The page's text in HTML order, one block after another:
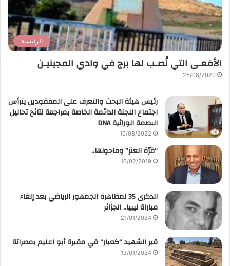
الرئيسية
الأفعـى التي نُصـب لها برج في وادي المجينيـن
26/08/2020
رئيس هيئة البحث والتعرف على المفقودين يترأس
اجتماع اللجنة الدائمة الخاصة بمراجعة نتائج تحاليل
البصمة الوراثية DNA
10/08/2022
“قرّة العنز” وماحولها..
16/02/2019
الذكرى 35 لمظاهرة الجمهور الرياضي بعد إلغاء
مباراة ليبيا.. الجزائر
21/01/2024
قبر الشهيد “كعبار” في مقبرة أبو اعليم بمصراتة
13/01/2024